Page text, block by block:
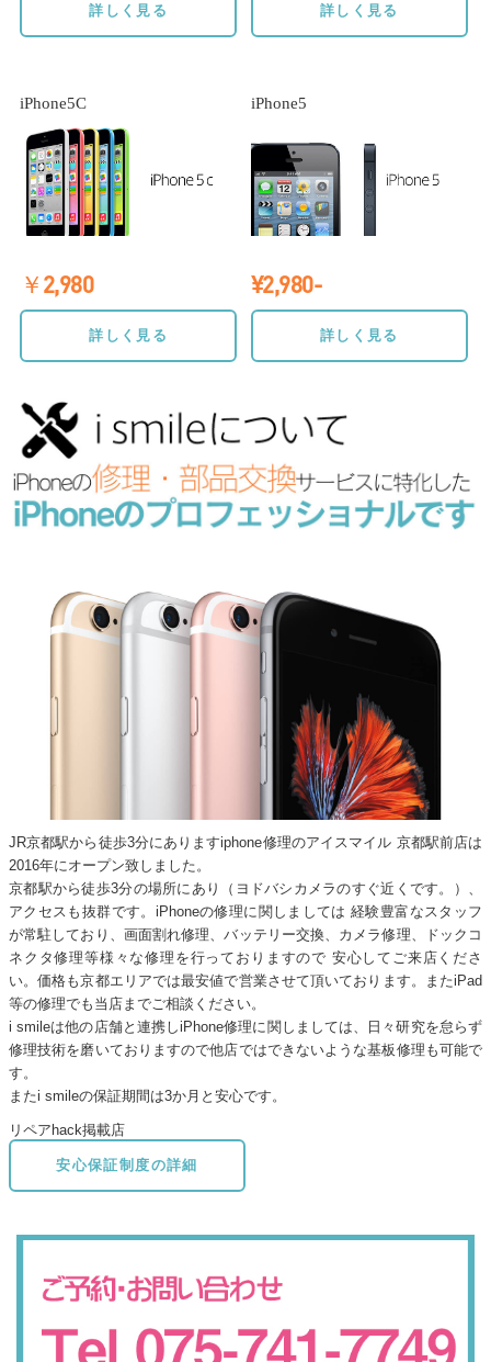
詳しく見る 詳しく見る
iPhone5C
￥2,980
詳しく見る
iPhone5
¥2,980-
詳しく見る
JR京都駅から徒歩3分にありますiphone修理のアイスマイル 京都駅前店は
2016年にオープン致しました。
京都駅から徒歩3分の場所にあり（ヨドバシカメラのすぐ近くです。）、
アクセスも抜群です。iPhoneの修理に関しましては 経験豊富なスタッフ
が常駐しており、画面割れ修理、バッテリー交換、カメラ修理、ドックコ
ネクタ修理等様々な修理を行っておりますので 安心してご来店くださ
い。価格も京都エリアでは最安値で営業させて頂いております。またiPad
等の修理でも当店までご相談ください。
i smileは他の店舗と連携しiPhone修理に関しましては、日々研究を怠らず
修理技術を磨いておりますので他店ではできないような基板修理も可能で
す。
またi smileの保証期間は3か月と安心です。
リペアhack掲載店
安心保証制度の詳細